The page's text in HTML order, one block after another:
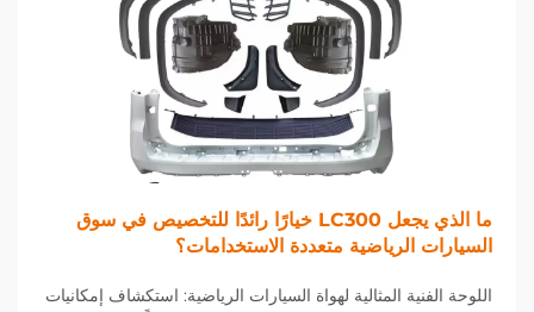
ما الذي يجعل LC300 خيارًا رائدًا للتخصيص في سوق
السيارات الرياضية متعددة الاستخدامات؟
اللوحة الفنية المثالية لهواة السيارات الرياضية: استكشاف إمكانيات